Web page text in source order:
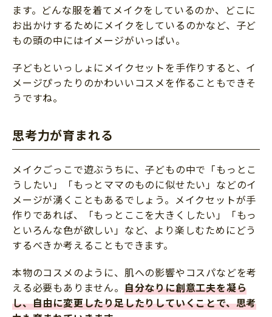
ます。どんな服を着てメイクをしているのか、どこに
お出かけするためにメイクをしているのかなど、子ど
もの頭の中にはイメージがいっぱい。
子どもといっしょにメイクセットを手作りすると、イ
メージぴったりのかわいいコスメを作ることもできそ
うですね。
思考力が育まれる
メイクごっこで遊ぶうちに、子どもの中で「もっとこ
うしたい」「もっとママのものに似せたい」などのイ
メージが湧くこともあるでしょう。メイクセットが手
作りであれば、「もっとここを大きくしたい」「もっ
といろんな色が欲しい」など、より楽しむためにどう
するべきか考えることもできます。
本物のコスメのように、肌への影響やコスパなどを考
える必要もありません。 自分なりに創意工夫を凝ら
し、自由に変更したり足したりしていくことで、思考